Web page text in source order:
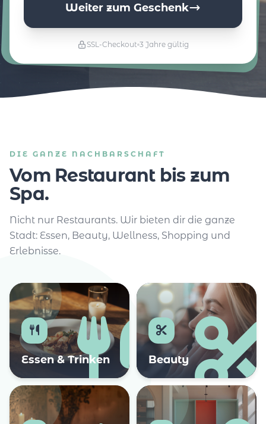
Weiter zum Geschenk
SSL-Checkout 3 Jahre gültig
DIE GANZE NACHBARSCHAFT
Vom Restaurant bis zum
Spa.
Nicht nur Restaurants. Wir bieten dir die ganze
Stadt: Essen, Beauty, Wellness, Shopping und
Erlebnisse.
Essen & Trinken Beauty